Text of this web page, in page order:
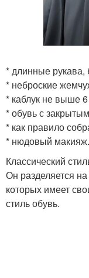
* длинные рукава,
* неброские
* каблук не выше
* обувь с
* как правило
* нюдовый макияж.
Классический
Он разделяется
которых имеет
стиль обувь.